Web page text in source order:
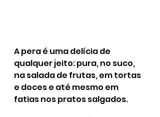
A pera é uma delícia de
qualquer jeito: pura, no suco,
na salada de frutas, em tortas
e doces e até mesmo em
fatias nos pratos salgados.